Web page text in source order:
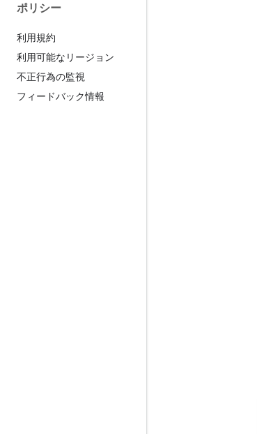
ポリシー
利用規約
利用可能なリージョン
不正行為の監視
フィードバック情報